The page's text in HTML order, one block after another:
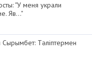
"У меня украли
Яв..."
Тәліптермен